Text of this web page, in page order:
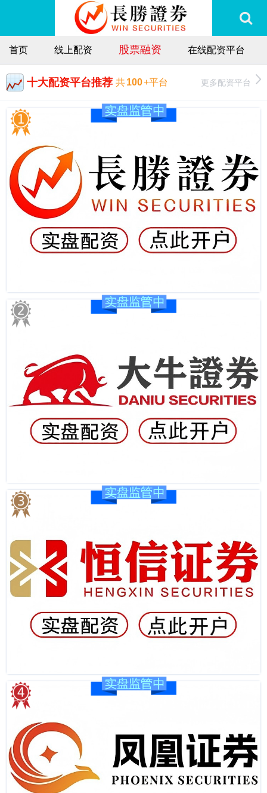
首页 线上配资 股票融资 在线配资平台
十大配资平台推荐 共100+平台 更多配资平台